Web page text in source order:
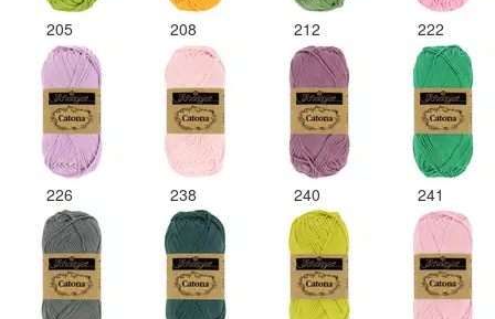
205 208 212 222
226 238 240 241